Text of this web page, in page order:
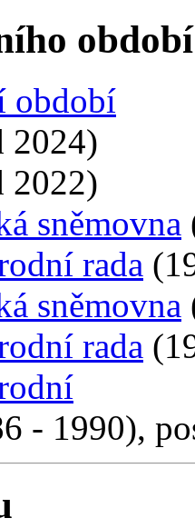
období
období
2024)
2022)
sněmovna
rada
sněmovna
rada
- 1990),